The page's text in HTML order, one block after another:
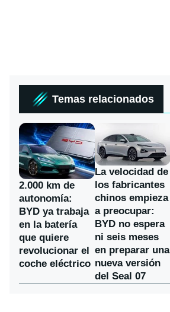
Temas relacionados
2.000 km de
autonomía:
BYD ya trabaja
en la batería
que quiere
revolucionar el
coche eléctrico
La velocidad de
los fabricantes
chinos empieza
a preocupar:
BYD no espera
ni seis meses
en preparar una
nueva versión
del Seal 07